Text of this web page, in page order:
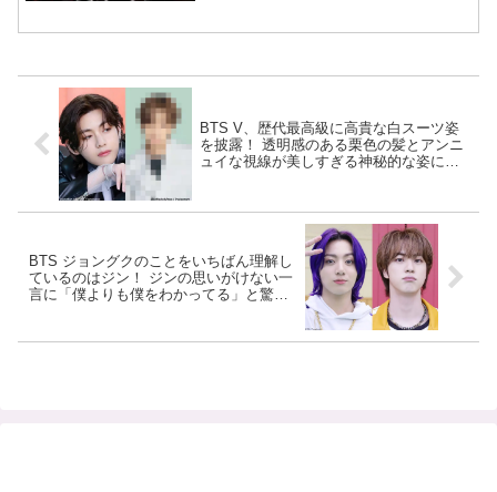
BTS V、歴代最高級に高貴な白スーツ姿
を披露！ 透明感のある栗色の髪とアンニ
ュイな視線が美しすぎる神秘的な姿にく
BTS ジョングクのことをいちばん理解し
ているのはジン！ ジンの思いがけない一
言に「僕よりも僕をわかってる」と驚
ファン爆笑